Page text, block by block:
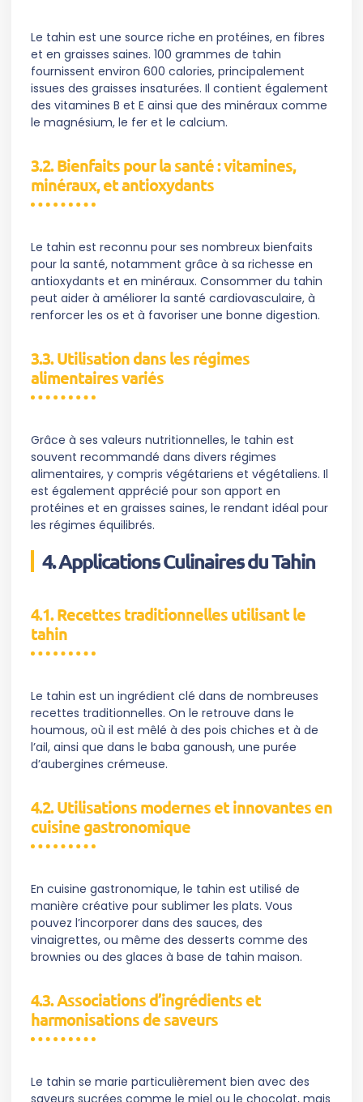
Le tahin est une source riche en protéines, en fibres
et en graisses saines. 100 grammes de tahin
fournissent environ 600 calories, principalement
issues des graisses insaturées. Il contient également
des vitamines B et E ainsi que des minéraux comme
le magnésium, le fer et le calcium.
3.2. Bienfaits pour la santé : vitamines,
minéraux, et antioxydants
Le tahin est reconnu pour ses nombreux bienfaits
pour la santé, notamment grâce à sa richesse en
antioxydants et en minéraux. Consommer du tahin
peut aider à améliorer la santé cardiovasculaire, à
renforcer les os et à favoriser une bonne digestion.
3.3. Utilisation dans les régimes
alimentaires variés
Grâce à ses valeurs nutritionnelles, le tahin est
souvent recommandé dans divers régimes
alimentaires, y compris végétariens et végétaliens. Il
est également apprécié pour son apport en
protéines et en graisses saines, le rendant idéal pour
les régimes équilibrés.
4. Applications Culinaires du Tahin
4.1. Recettes traditionnelles utilisant le
tahin
Le tahin est un ingrédient clé dans de nombreuses
recettes traditionnelles. On le retrouve dans le
houmous, où il est mêlé à des pois chiches et à de
l’ail, ainsi que dans le baba ganoush, une purée
d’aubergines crémeuse.
4.2. Utilisations modernes et innovantes en
cuisine gastronomique
En cuisine gastronomique, le tahin est utilisé de
manière créative pour sublimer les plats. Vous
pouvez l’incorporer dans des sauces, des
vinaigrettes, ou même des desserts comme des
brownies ou des glaces à base de tahin maison.
4.3. Associations d’ingrédients et
harmonisations de saveurs
Le tahin se marie particulièrement bien avec des